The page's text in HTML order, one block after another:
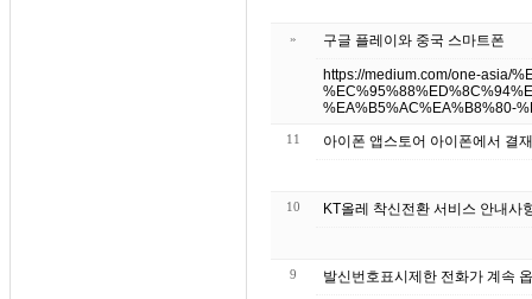
» 구글 플레이와 중국 스마트폰
https://medium.com/one-asia/
%EA%B5%AC%EA%B8%80-
11 아이폰 앱스토어 아이폰에서 결
10
9 발신번호표시제한 전화가 계속